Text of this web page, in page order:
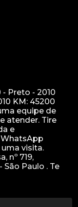
Preto - 2010
KM: 45200
equipe de
atender. Tire
e
uma visita.
nº 719,
Paulo . Te